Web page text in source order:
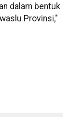
dalam bentuk
Provinsi,"